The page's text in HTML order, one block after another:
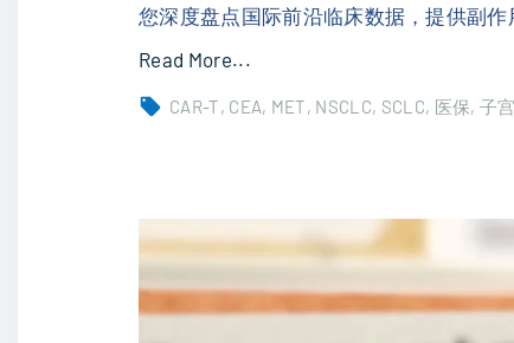
尼
突
新
一
代
靶
您深度盘点国际前沿临床数据，提供副
Read More..."
S
CAR-T CEA MET NSCLC SCLC 医保 子